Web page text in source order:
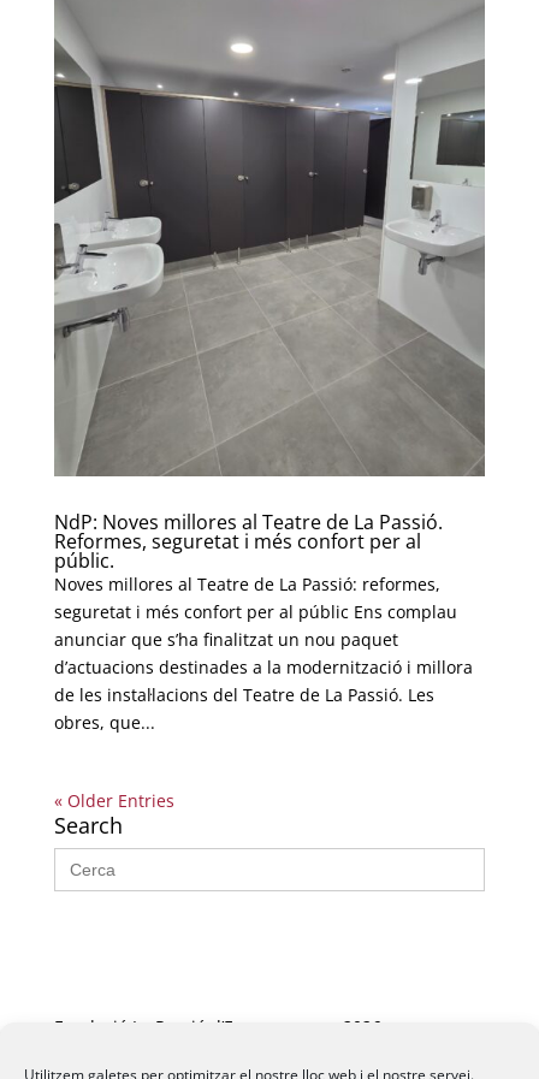
Utilitzem galetes per optimitzar el nostre lloc web i el nostre servei.
NdP: Noves millores al Teatre de La Passió.
Reformes, seguretat i més confort per al
públic.
Noves millores al Teatre de La Passió: reformes,
seguretat i més confort per al públic Ens complau
anunciar que s’ha finalitzat un nou paquet
d’actuacions destinades a la modernització i millora
de les instal·lacions del Teatre de La Passió. Les
obres, que...
« Older Entries
Search
Search
for:
Fundació La Passió d’Esparreguera, 2026